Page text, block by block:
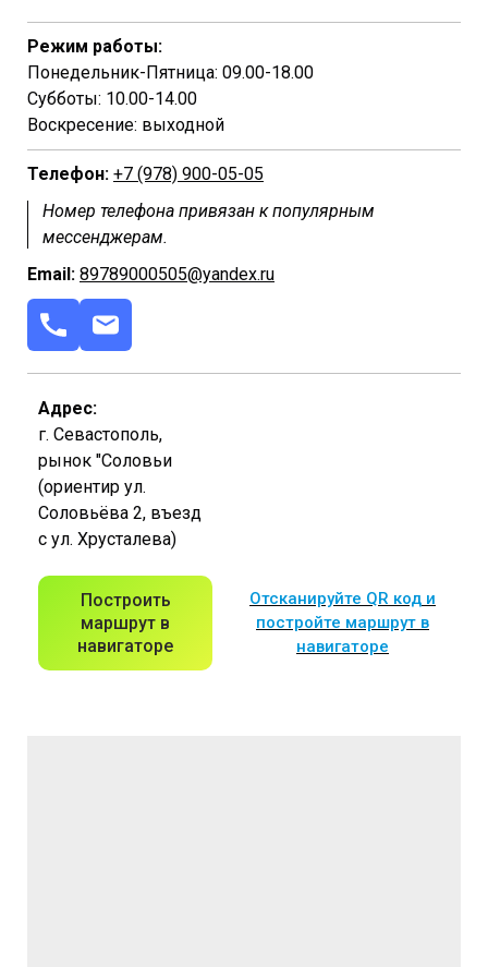
Режим работы:
Понедельник-Пятница: 09.00-18.00
Субботы: 10.00-14.00
Воскресение: выходной
Телефон: +7 (978) 900-05-05
Номер телефона привязан к популярным
мессенджерам.
Email: 89789000505@yandex.ru
Адрес:
г. Севастополь,
рынок "Соловьи
(ориентир ул.
Соловьёва 2, въезд
с ул. Хрусталева)
Построить
маршрут в
навигаторе
Отсканируйте QR код и
постройте маршрут в
навигаторе